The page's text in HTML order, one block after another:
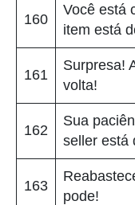
160
Você está
item está
161
Surpresa!
volta!
162
Sua
seller está
163
pode!